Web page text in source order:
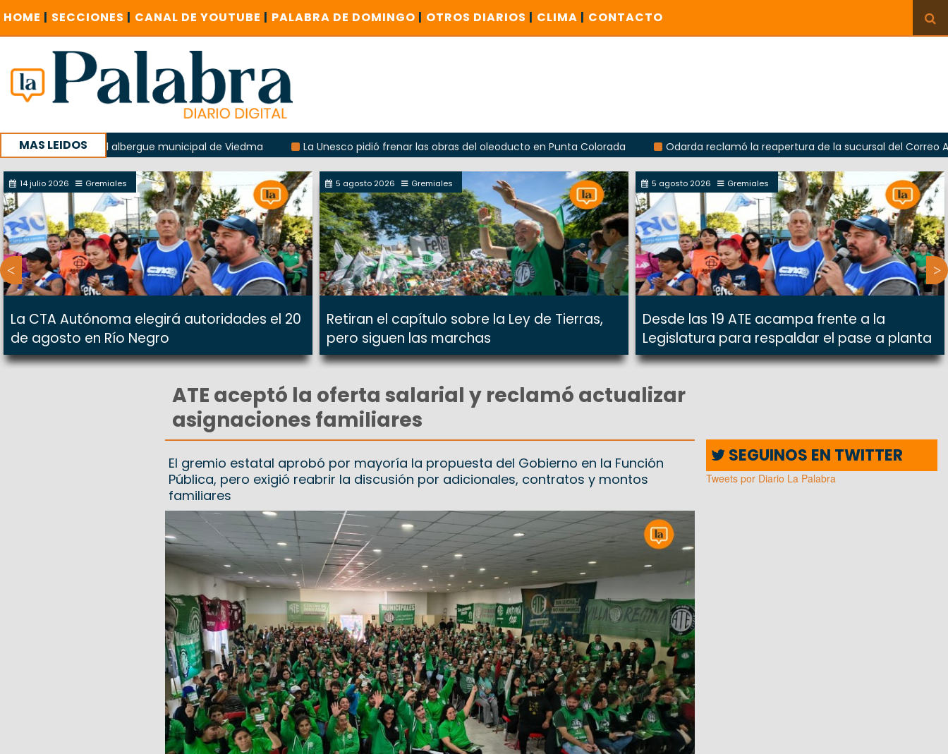
HOME | SECCIONES | CANAL DE YOUTUBE | PALABRA DE DOMINGO | OTROS DIARIOS | CLIMA | CONTACTO
MAS LEIDOS
del albergue municipal de Viedma La Unesco pidió frenar las obras del oleoducto en Punta Colorada
Odarda reclamó la reapertura de la sucursal del Correo Argentino
con un encuentro provincial en Roca
14 julio 2026 Gremiales
La CTA Autónoma elegirá autoridades el 20
de agosto en Río Negro
5 agosto 2026 Gremiales
Retiran el capítulo sobre la Ley de Tierras,
pero siguen las marchas
5 agosto 2026 Gremiales
Desde las 19 ATE acampa frente a la
Legislatura para respaldar el pase a planta
ATE aceptó la oferta salarial y reclamó actualizar
asignaciones familiares
El gremio estatal aprobó por mayoría la propuesta del Gobierno en la Función
Pública, pero exigió reabrir la discusión por adicionales, contratos y montos
familiares
SEGUINOS EN TWITTER
Tweets por Diario La Palabra